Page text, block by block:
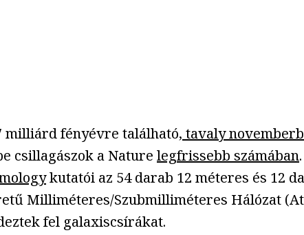
milliárd fényévre található, tavaly
csillagászok a Nature legfrissebb számában
kutatói az 54 darab 12 méteres és 12
Milliméteres/Szubmilliméteres Hálózat
fel galaxiscsírákat.